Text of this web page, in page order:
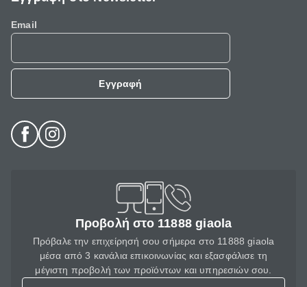
Email
Εγγραφή
Προβολή στο 11888 giaola
Πρόβαλε την επιχείρησή σου σήμερα στο 11888 giaola
μέσα από 3 κανάλια επικοινωνίας και εξασφάλισε τη
μέγιστη προβολή των προϊόντων και υπηρεσιών σου.